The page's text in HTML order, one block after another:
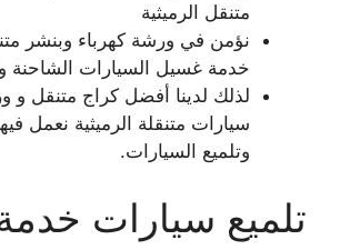
متنقل الرميثية
نؤمن في ورشة كهرباء وبنشر
خدمة غسيل السيارات الشاحنة
لذلك لدينا أفضل كراج متنقل
سيارات متنقلة الرميثية نعمل
وتلميع السيارات.
تلميع سيارات